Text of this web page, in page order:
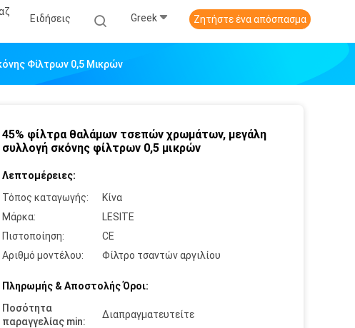
Ειδήσεις Greek Ζητήστε ένα απόσπασμα
Φίλτρων 0,5 Μικρών
45% φίλτρα θαλάμων τσεπών χρωμάτων, μεγάλη
συλλογή σκόνης φίλτρων 0,5 μικρών
Λεπτομέρειες:
Τόπος καταγωγής:
Κίνα
Μάρκα:
LESITE
Πιστοποίηση:
CE
Αριθμό μοντέλου:
Φίλτρο τσαντών αργιλίου
Πληρωμής & Αποστολής Όροι:
Ποσότητα
παραγγελίας min:
Διαπραγματευτείτε